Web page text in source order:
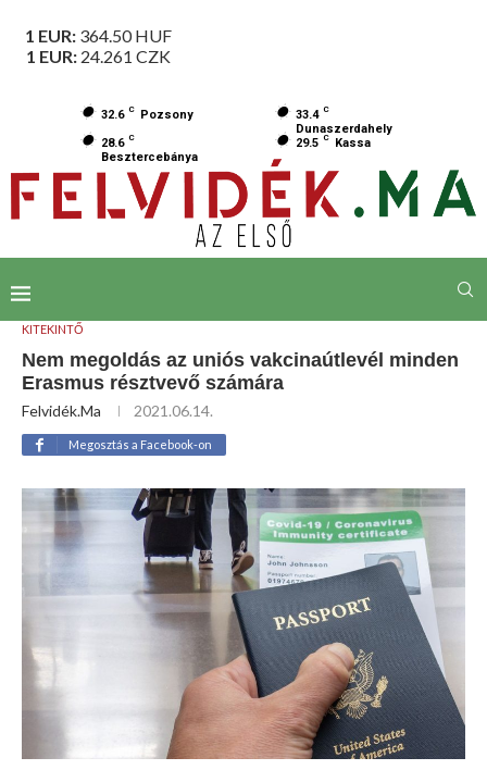
1 EUR: 364.50HUF
1 EUR: 24.261 CZK
32.6 C Pozsony 33.4 C
Dunaszerdahely
28.6 C
Besztercebánya
29.5 C Kassa
KITEKINTŐ
Nem megoldás az uniós vakcinaútlevél minden
Erasmus résztvevő számára
Felvidék.ma 2021.06.14.
Megosztás a Facebook-on